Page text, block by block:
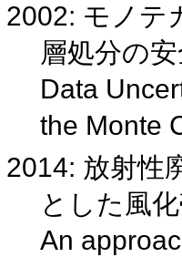
2002: モノテ
層処分の
Data
the Monte
2014: 放射性
とした風
An